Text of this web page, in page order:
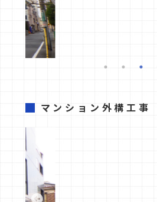
マンション外構工事